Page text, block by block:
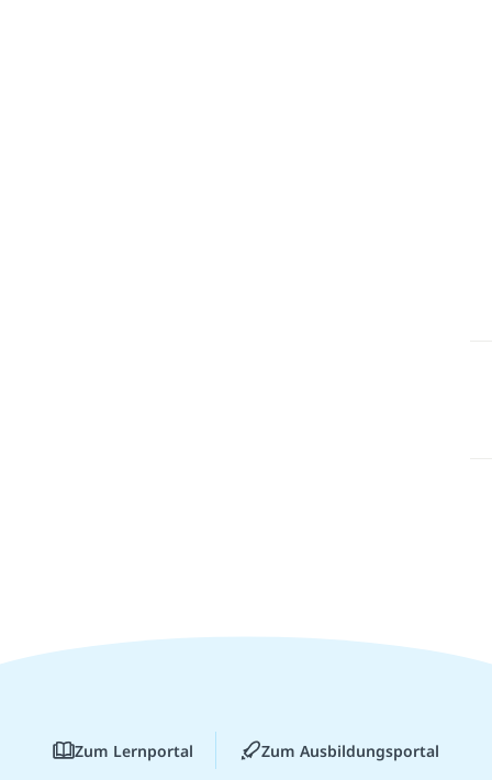
Zum Lernportal Zum Ausbildungsportal